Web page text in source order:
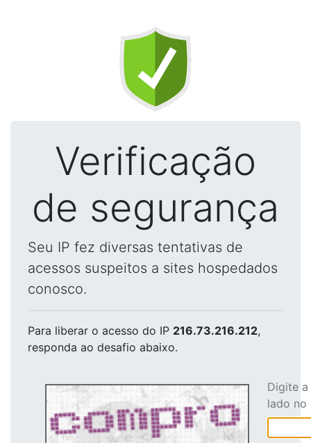
Verificação
de segurança
Seu IP fez diversas tentativas de
acessos suspeitos a sites hospedados
conosco.
Para liberar o acesso do IP 216.73.216.212,
responda ao desafio abaixo.
Digite
lado no